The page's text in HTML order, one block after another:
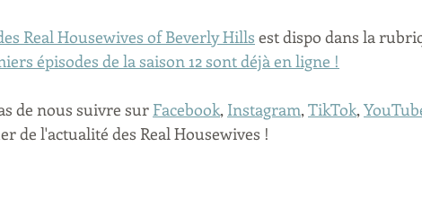
Real Housewives of Beverly Hills est dispo dans la
épisodes de la saison 12 sont déjà en ligne !
de nous suivre sur Facebook, Instagram, TikTok,
de l'actualité des Real Housewives !